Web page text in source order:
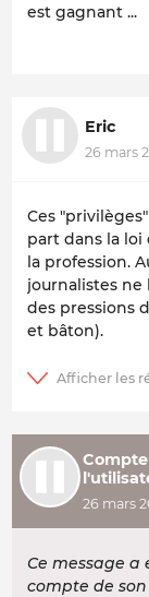
est gagnant ...
Eric
26 mars
Ces
part dans la
la profession.
journalistes ne
des pressions
et bâton).
26 mars
Ce message a
compte de